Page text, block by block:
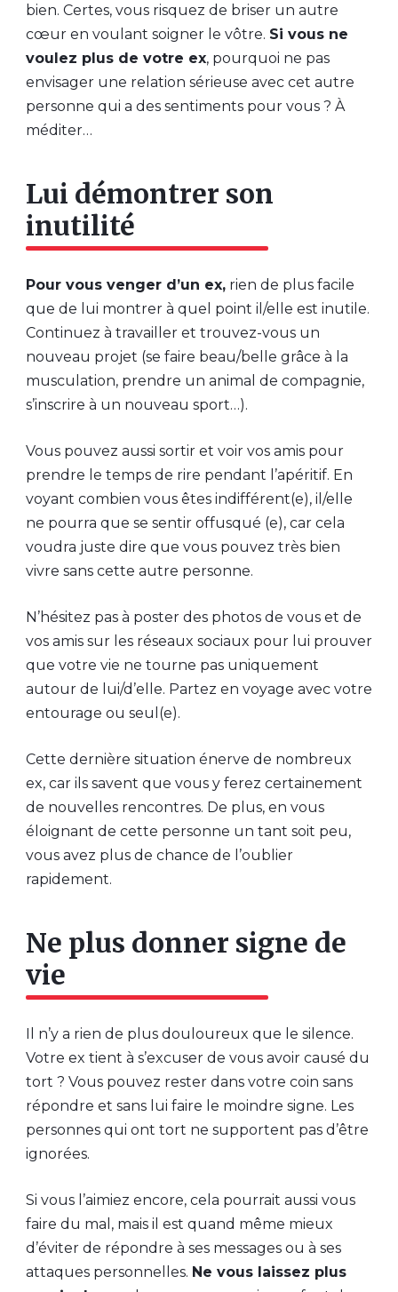
bien. Certes, vous risquez de briser un autre
cœur en voulant soigner le vôtre. Si vous ne
voulez plus de votre ex, pourquoi ne pas
envisager une relation sérieuse avec cet autre
personne qui a des sentiments pour vous ? À
méditer…
Lui démontrer son
inutilité
Pour vous venger d’un ex,rien de plus facile
que de lui montrer à quel point il/elle est inutile.
Continuez à travailler et trouvez-vous un
nouveau projet (se faire beau/belle grâce à la
musculation, prendre un animal de compagnie,
s’inscrire à un nouveau sport…).
Vous pouvez aussi sortir et voir vos amis pour
prendre le temps de rire pendant l’apéritif. En
voyant combien vous êtes indifférent(e), il/elle
ne pourra que se sentir offusqué (e), car cela
voudra juste dire que vous pouvez très bien
vivre sans cette autre personne.
N’hésitez pas à poster des photos de vous et de
vos amis sur les réseaux sociaux pour lui prouver
que votre vie ne tourne pas uniquement
autour de lui/d’elle. Partez en voyage avec votre
entourage ou seul(e).
Cette dernière situation énerve de nombreux
ex, car ils savent que vous y ferez certainement
de nouvelles rencontres. De plus, en vous
éloignant de cette personne un tant soit peu,
vous avez plus de chance de l’oublier
rapidement.
Ne plus donner signe de
vie
Il n’y a rien de plus douloureux que le silence.
Votre ex tient à s’excuser de vous avoir causé du
tort ? Vous pouvez rester dans votre coin sans
répondre et sans lui faire le moindre signe. Les
personnes qui ont tort ne supportent pas d’être
ignorées.
Si vous l’aimiez encore, cela pourrait aussi vous
faire du mal, mais il est quand même mieux
d’éviter de répondre à ses messages ou à ses
attaques personnelles. Ne vous laissez plus